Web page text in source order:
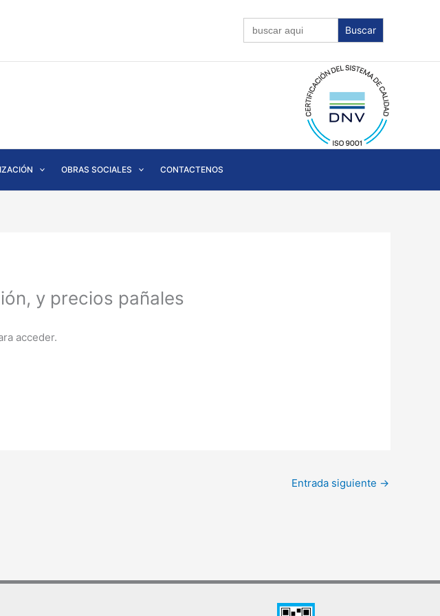
Buscar:
OBRAS SOCIALES CONTACTENOS
y precios pañales
acceder.
Entrada siguiente →